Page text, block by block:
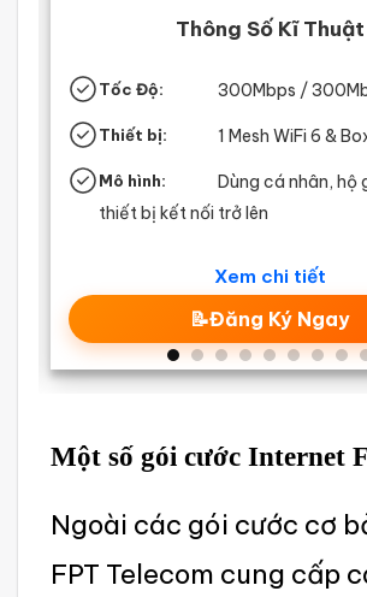
Thông Số Kĩ Thuật
Tốc Độ: 300Mbps /
Thiết bị: 1 Mesh WiFi 6 &
Mô hình:
Dùng cá nhân, hộ
thiết bị kết nối trở lên
Xem chi tiết
📝Đăng Ký Ngay
Một số gói cước Intern‌et
Ng‌oài các gói cước cơ
FPT Telecom cung cấp